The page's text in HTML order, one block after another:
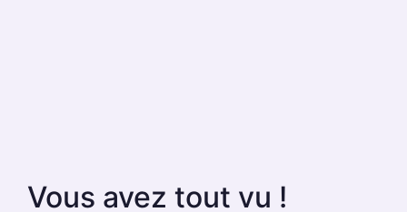
Vous avez tout vu !